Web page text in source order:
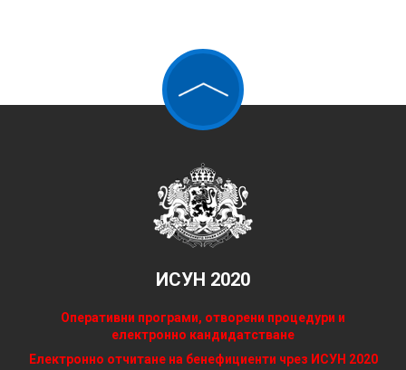
ИСУН 2020
Оперативни програми, отворени процедури и
електронно кандидатстване
Електронно отчитане на бенефициенти чрез ИСУН 2020